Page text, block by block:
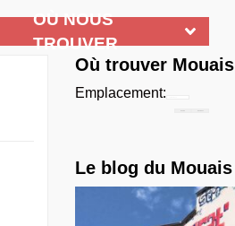
OÙ NOUS
TROUVER
Où trouver Mouais
Emplacement:
Le blog du Mouais